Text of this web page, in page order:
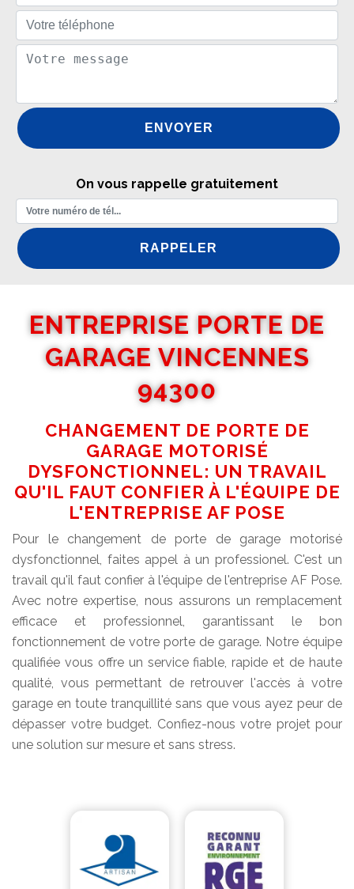
On vous rappelle gratuitement
ENTREPRISE PORTE DE
GARAGE VINCENNES
94300
CHANGEMENT DE PORTE DE
GARAGE MOTORISÉ
DYSFONCTIONNEL: UN TRAVAIL
QU'IL FAUT CONFIER À L'ÉQUIPE DE
L'ENTREPRISE AF POSE
Pour le changement de porte de garage motorisé
dysfonctionnel, faites appel à un professionel. C'est un
travail qu'il faut confier à l'équipe de l'entreprise AF Pose.
Avec notre expertise, nous assurons un remplacement
efficace et professionnel, garantissant le bon
fonctionnement de votre porte de garage. Notre équipe
qualifiée vous offre un service fiable, rapide et de haute
qualité, vous permettant de retrouver l'accès à votre
garage en toute tranquillité sans que vous ayez peur de
dépasser votre budget. Confiez-nous votre projet pour
une solution sur mesure et sans stress.